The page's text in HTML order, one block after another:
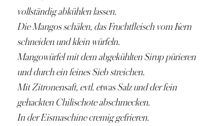
vollständig abkühlen lassen.
Die Mangos schälen, das Fruchtfleisch vom Kern
schneiden und klein würfeln.
Mangowürfelmit dem abgekühlten Sirup pürieren
und durch ein feines Sieb streichen.
Mit Zitronensaft, evtl. etwas Salz und der fein
gehackten Chilischote abschmecken.
In der Eismaschine cremig gefrieren.